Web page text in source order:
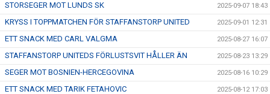
STORSEGER MOT LUNDS SK 2025-09-07 18:43
KRYSS I TOPPMATCHEN FÖR STAFFANSTORP UNITED 2025-09-01 12:31
ETT SNACK MED CARL VALGMA 2025-08-27 16:07
STAFFANSTORP UNITEDS FÖRLUSTSVIT HÅLLER ÄN 2025-08-23 13:29
SEGER MOT BOSNIEN-HERCEGOVINA 2025-08-16 10:29
ETT SNACK MED TARIK FETAHOVIC 2025-08-12 17:03